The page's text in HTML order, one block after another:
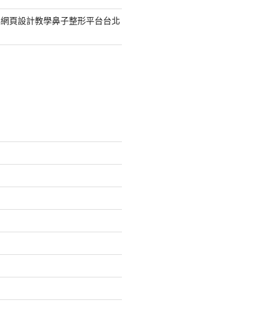
頁設計教學鼻子整形平台台北